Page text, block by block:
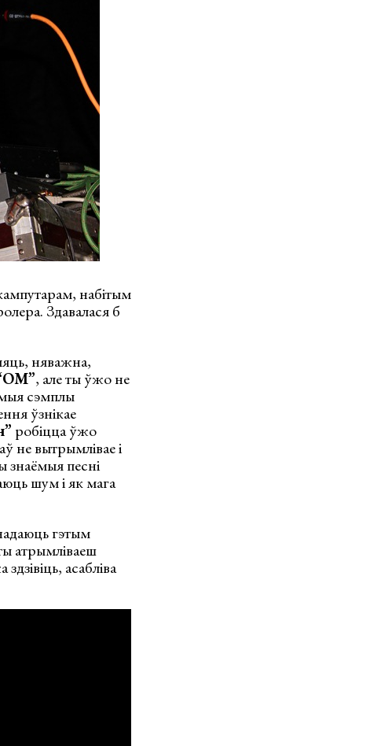
набітым
Здавалася б
няважна,
, але ты ўжо не
сэмплы
ўзнікае
робіцца ўжо
не вытрымлівае і
знаёмыя песні
шум і як мага
гэтым
атрымліваеш
асабліва